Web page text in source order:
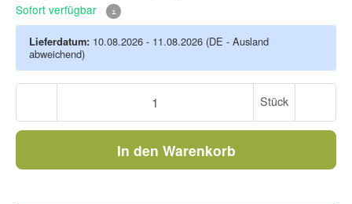
Sofort verfügbar
Lieferdatum: 10.08.2026 - 11.08.2026 (DE - Ausland
abweichend)
Stück
In den Warenkorb